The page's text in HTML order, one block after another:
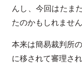
んし、今回はたま
たのかもしれません
本来は簡易裁判所
に移されて審理さ